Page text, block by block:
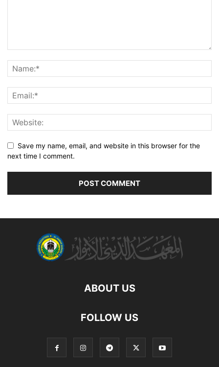
Save my name, email, and website in this browser for the
next time I comment.
ABOUT US
FOLLOW US